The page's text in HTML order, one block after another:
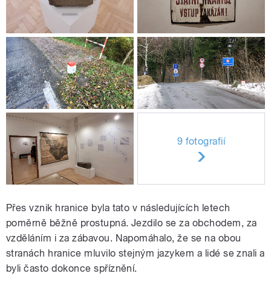
9 fotografií
Přes vznik hranice byla tato v následujících letech
poměrně běžně prostupná. Jezdilo se za obchodem, za
vzděláním i za zábavou. Napomáhalo, že se na obou
stranách hranice mluvilo stejným jazykem a lidé se znali a
byli často dokonce spříznění.